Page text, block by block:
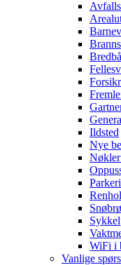
Ildsted
Nye
WiFi i
Vanlige